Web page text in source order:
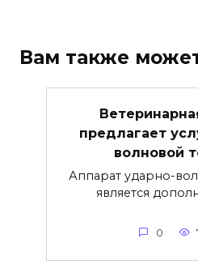
Вам также
предлагает
волновой
Аппарат ударно-
является
0